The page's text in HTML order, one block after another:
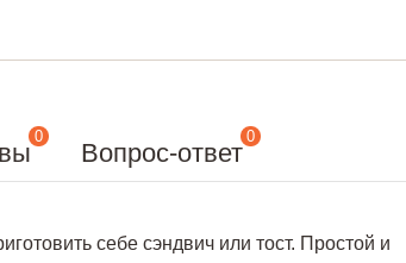
0
Вопрос-ответ
0
себе сэндвич или тост. Простой и